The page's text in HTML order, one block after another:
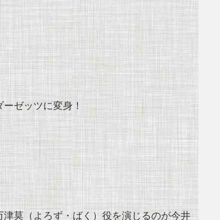
ゼッツに変身！
津莫（よろず・ばく）役を演じるのが今井